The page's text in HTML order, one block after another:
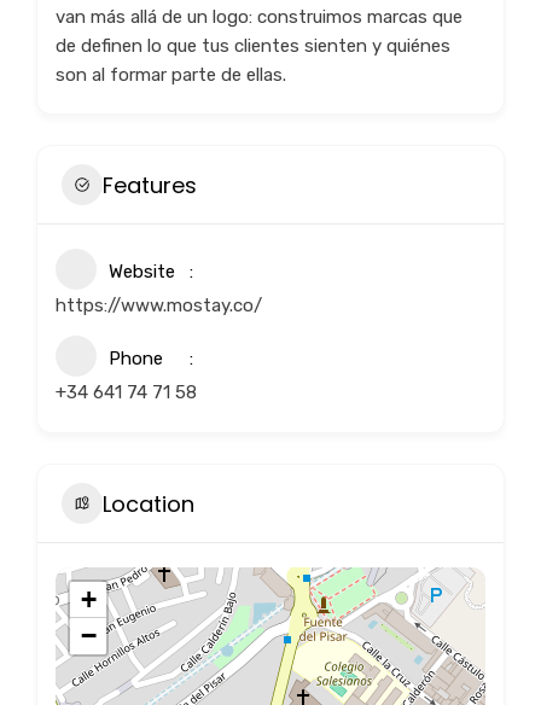
van más allá de un logo: construimos marcas que
de definen lo que tus clientes sienten y quiénes
son al formar parte de ellas.
Features
Website
https://www.mostay.co/
Phone
+34 641 74 71 58
Location
+
−